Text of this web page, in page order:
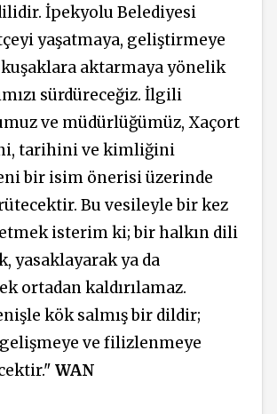
İpekyolu Belediyesi
yaşatmaya, geliştirmeye
aktarmaya yönelik
sürdüreceğiz. İlgili
ve müdürlüğümüz, Xaçort
tarihini ve kimliğini
bir isim önerisi üzerinde
Bu vesileyle bir kez
isterim ki; bir halkın dili
yasaklayarak ya da
ortadan kaldırılamaz.
kök salmış bir dildir;
ve filizlenmeye
WAN